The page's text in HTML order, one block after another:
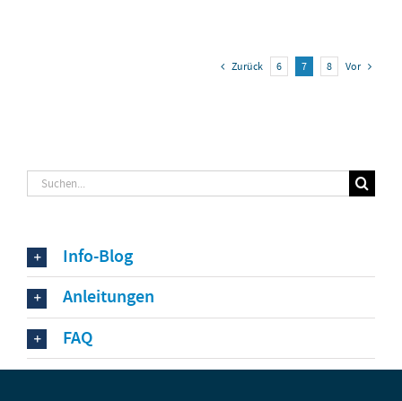
Zurück 6 7 8 Vor
Suche
nach:
Info-Blog
Anleitungen
FAQ